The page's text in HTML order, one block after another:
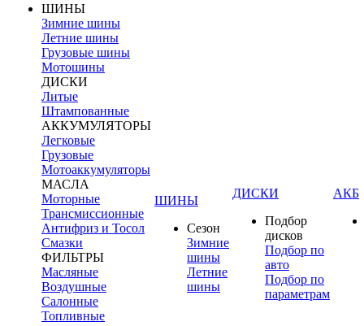
ШИНЫ
Зимние шины
Летние шины
Грузовые шины
Мотошины
ДИСКИ
Литые
Штампованные
АККУМУЛЯТОРЫ
Легковые
Грузовые
Мотоаккумуляторы
МАСЛА
Моторные
Трансмиссионные
Антифриз и Тосол
Смазки
ФИЛЬТРЫ
Масляные
Воздушные
Салонные
Топливные
ШИНЫ
Сезон
Зимние
шины
Летние
шины
ДИСКИ
Подбор
дисков
Подбор по
авто
Подбор по
параметрам
АКБ